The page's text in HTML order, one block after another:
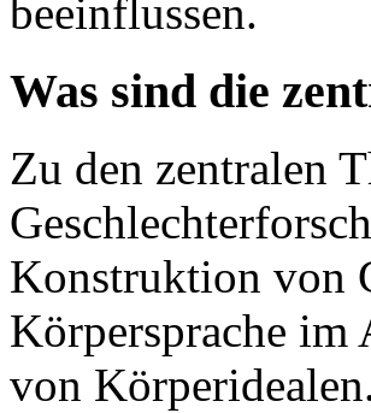
beeinflussen.
Was sind die
Zu den zentralen
Konstruktion von
Körpersprache
von